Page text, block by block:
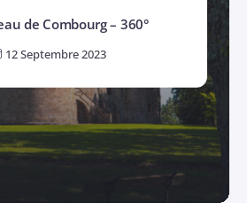
de Combourg – 360°
12 Septembre 2023